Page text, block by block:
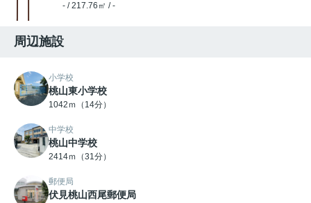
- / 217.76㎡ / -
周辺施設
小学校
桃山東小学校
1042ｍ（14分）
中学校
桃山中学校
2414ｍ（31分）
郵便局
伏見桃山西尾郵便局